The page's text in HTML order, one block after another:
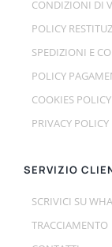
CONDIZIONI DI
POLICY
SPEDIZIONI E
POLICY
COOKIES POLICY
PRIVACY POLICY
SERVIZIO
SCRIVICI SU
TRACCIAMENTO